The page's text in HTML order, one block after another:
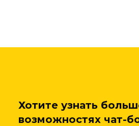
Хотите узнать
возможностях чат-